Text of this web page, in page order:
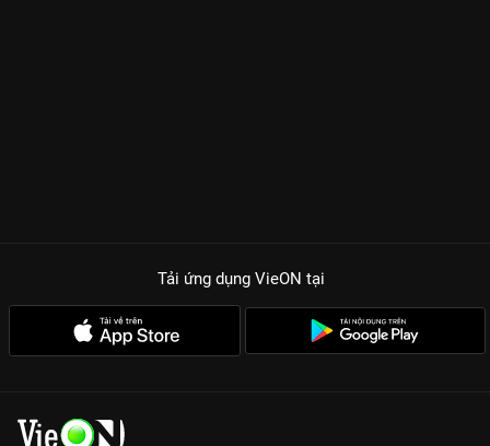
Tải ứng dụng VieON tại